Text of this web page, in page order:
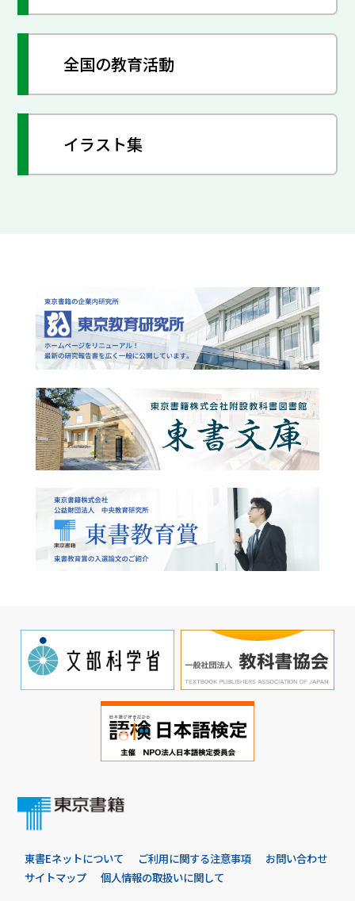
全国の教育活動
イラスト集
東書Eネットについて ご利用に関する注意事項
お問い合わせ
サイトマップ
個人情報の取扱いに関して